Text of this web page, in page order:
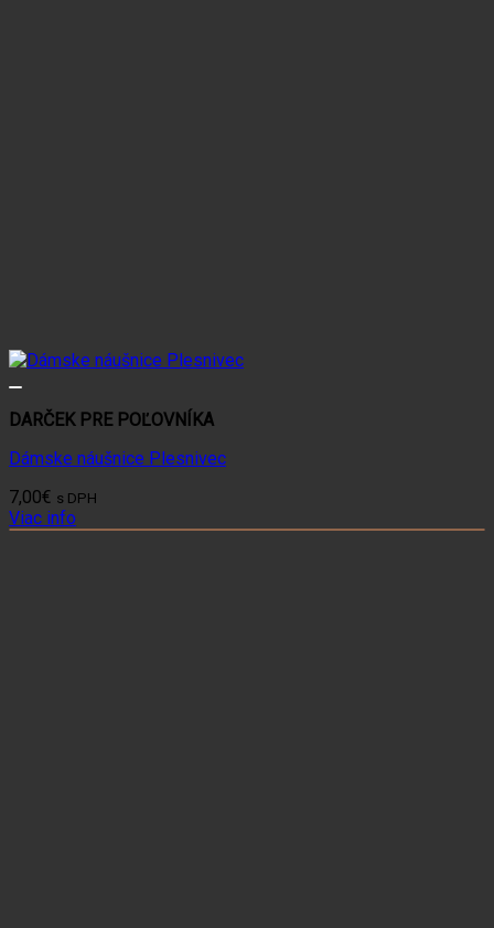
DARČEK PRE POĽOVNÍKA
Dámske náušnice Plesnivec
7,00€ s DPH
Viac info